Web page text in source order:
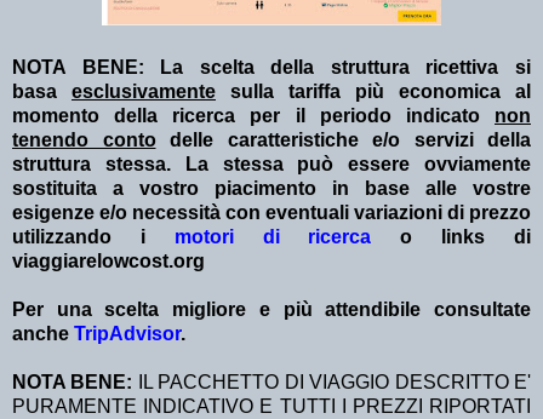
NOTA BENE: La scelta della struttura ricettiva si
basa esclusivamente sulla tariffa più economica al
momento della ricerca per il periodo indicato non
tenendo contodelle caratteristiche e/o servizi della
struttura stessa. La stessa può essere ovviamente
sostituita a vostro piacimento in base alle vostre
esigenze e/o necessità con eventuali variazioni di prezzo
utilizzando i motori di ricerca o links di
viaggiarelowcost.org
Per una scelta migliore e più attendibile consultate
anche TripAdvisor.
NOTA BENE:
IL PACCHETTO DI VIAGGIO DESCRITTO E'
PURAMENTE INDICATIVO E TUTTI I PREZZI RIPORTATI